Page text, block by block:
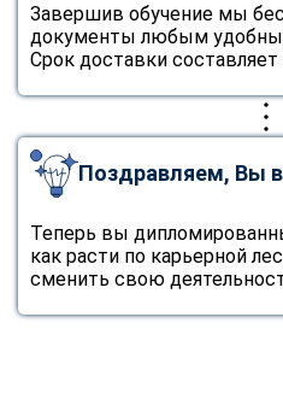
Завершив обучение мы
документы любым
Срок доставки составляет
Поздравляем, Вы
Теперь вы
как расти по карьерной
сменить свою